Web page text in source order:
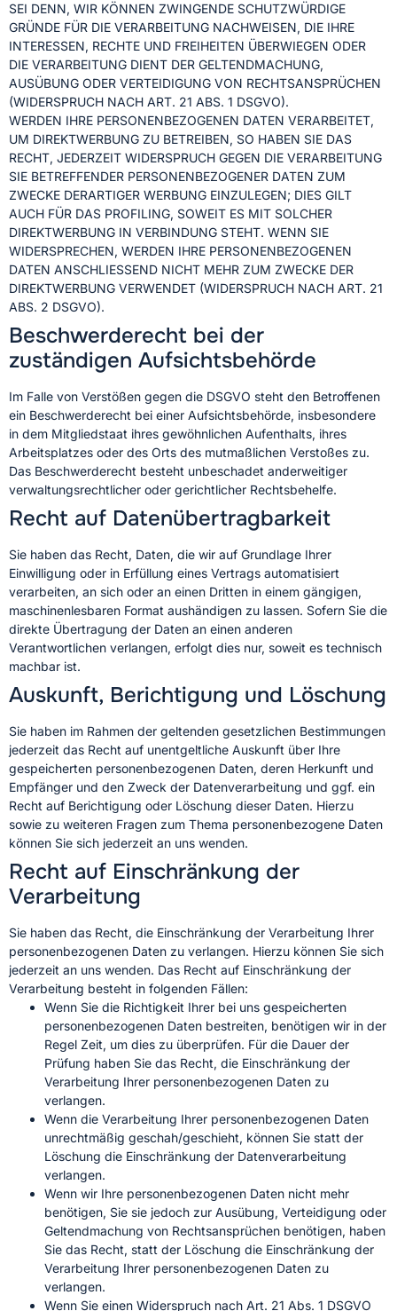
SEI DENN, WIR KÖNNEN ZWINGENDE SCHUTZWÜRDIGE
GRÜNDE FÜR DIE VERARBEITUNG NACHWEISEN, DIE IHRE
INTERESSEN, RECHTE UND FREIHEITEN ÜBERWIEGEN ODER
DIE VERARBEITUNG DIENT DER GELTENDMACHUNG,
AUSÜBUNG ODER VERTEIDIGUNG VON RECHTSANSPRÜCHEN
(WIDERSPRUCH NACH ART. 21 ABS. 1 DSGVO).
WERDEN IHRE PERSONENBEZOGENEN DATEN VERARBEITET,
UM DIREKTWERBUNG ZU BETREIBEN, SO HABEN SIE DAS
RECHT, JEDERZEIT WIDERSPRUCH GEGEN DIE VERARBEITUNG
SIE BETREFFENDER PERSONENBEZOGENER DATEN ZUM
ZWECKE DERARTIGER WERBUNG EINZULEGEN; DIES GILT
AUCH FÜR DAS PROFILING, SOWEIT ES MIT SOLCHER
DIREKTWERBUNG IN VERBINDUNG STEHT. WENN SIE
WIDERSPRECHEN, WERDEN IHRE PERSONENBEZOGENEN
DATEN ANSCHLIESSEND NICHT MEHR ZUM ZWECKE DER
DIREKTWERBUNG VERWENDET (WIDERSPRUCH NACH ART. 21
ABS. 2 DSGVO).
Beschwerde­recht bei der
zuständigen Aufsichts­behörde
Im Falle von Verstößen gegen die DSGVO steht den Betroffenen
ein Beschwerderecht bei einer Aufsichtsbehörde, insbesondere
in dem Mitgliedstaat ihres gewöhnlichen Aufenthalts, ihres
Arbeitsplatzes oder des Orts des mutmaßlichen Verstoßes zu.
Das Beschwerderecht besteht unbeschadet anderweitiger
verwaltungsrechtlicher oder gerichtlicher Rechtsbehelfe.
Recht auf Daten­übertrag­barkeit
Sie haben das Recht, Daten, die wir auf Grundlage Ihrer
Einwilligung oder in Erfüllung eines Vertrags automatisiert
verarbeiten, an sich oder an einen Dritten in einem gängigen,
maschinenlesbaren Format aushändigen zu lassen. Sofern Sie die
direkte Übertragung der Daten an einen anderen
Verantwortlichen verlangen, erfolgt dies nur, soweit es technisch
machbar ist.
Auskunft, Berichtigung und Löschung
Sie haben im Rahmen der geltenden gesetzlichen Bestimmungen
jederzeit das Recht auf unentgeltliche Auskunft über Ihre
gespeicherten personenbezogenen Daten, deren Herkunft und
Empfänger und den Zweck der Datenverarbeitung und ggf. ein
Recht auf Berichtigung oder Löschung dieser Daten. Hierzu
sowie zu weiteren Fragen zum Thema personenbezogene Daten
können Sie sich jederzeit an uns wenden.
Recht auf Einschränkung der
Verarbeitung
Sie haben das Recht, die Einschränkung der Verarbeitung Ihrer
personenbezogenen Daten zu verlangen. Hierzu können Sie sich
jederzeit an uns wenden. Das Recht auf Einschränkung der
Verarbeitung besteht in folgenden Fällen:
Wenn Sie die Richtigkeit Ihrer bei uns gespeicherten
personenbezogenen Daten bestreiten, benötigen wir in der
Regel Zeit, um dies zu überprüfen. Für die Dauer der
Prüfung haben Sie das Recht, die Einschränkung der
Verarbeitung Ihrer personenbezogenen Daten zu
verlangen.
Wenn die Verarbeitung Ihrer personenbezogenen Daten
unrechtmäßig geschah/geschieht, können Sie statt der
Löschung die Einschränkung der Datenverarbeitung
verlangen.
Wenn wir Ihre personenbezogenen Daten nicht mehr
benötigen, Sie sie jedoch zur Ausübung, Verteidigung oder
Geltendmachung von Rechtsansprüchen benötigen, haben
Sie das Recht, statt der Löschung die Einschränkung der
Verarbeitung Ihrer personenbezogenen Daten zu
verlangen.
Wenn Sie einen Widerspruch nach Art. 21 Abs. 1 DSGVO